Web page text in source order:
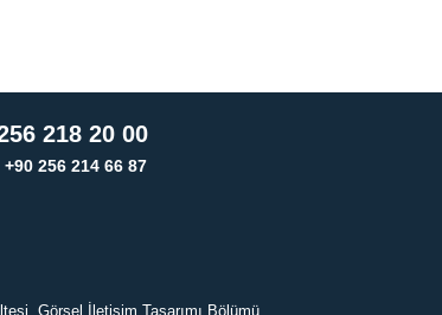
218 20 00
256 214 66 87
Görsel İletişim Tasarımı Bölümü